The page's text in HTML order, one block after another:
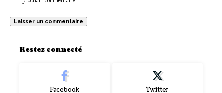
Restez connecté
Facebook Twitter